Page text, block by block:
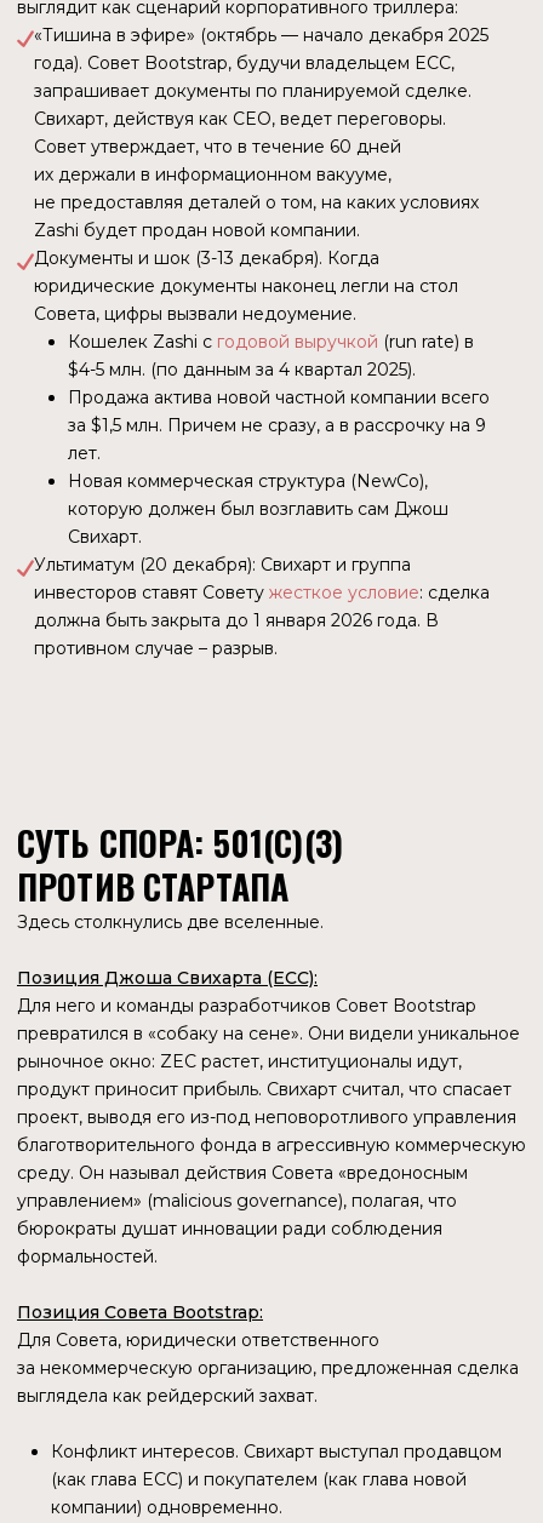
СЛЕДЫ «КИТОВ»
Сопоставляя ончейн-данные с новостным фоном (вход
Cypherpunk Technologies и Reliance Global Group осенью
2025 года), мы видим характерные паттерны. Крупные
входы в Transparent Pool. Институционалы, как правило,
обязаны работать в «белом» поле. Их покупки ($ 50 млн.
от Cypherpunk) отражаются именно в прозрачной части
блокчейна. Это объясняет, почему, несмотря на рост
приватного пула Orchard, основная масса монет (Supply)
все еще находится в прозрачном режиме.
аудит. Можно предположить, что рынок разделился
на две части. «Киты» (фонды) держат прозрачный ZEC
ради отчетности перед регуляторами. «Крипто-
анархисты» и частные инвесторы уводят ликвидность
в Orchard. Эти два мира почти не пересекаются, что
Технически Zcash жив и здоров. Сеть работает как часы,
обновление Orchard функционирует исправно, майнеры
поддерживают хешрейт (сложность растет вслед
за ценой).
по которому изредка проезжают инкассаторские
броневики с золотом, а не оживленная городская улица
с тысячами такси.
$ 400−500 и капитализации выше $ 6 млрд., сеть
выглядит пугающе недозагруженной.
Комиссии ничтожны. Майнеры почти не получают
дохода от комиссий, живя только за счет награды
за блок. В сетях вроде Bitcoin или Ethereum на пике
В Zcash — тишина.
ТРАНЗАКЦИИ И КОМИССИИ
средство обмена.